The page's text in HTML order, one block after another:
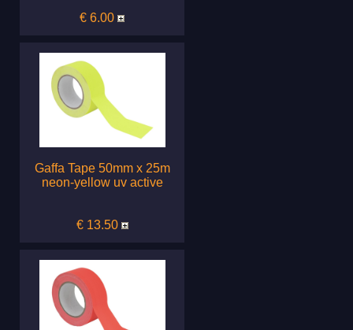
€ 6.00
Gaffa Tape 50mm x 25m
neon-yellow uv active
€ 13.50